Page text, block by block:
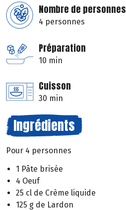
Nombre de personnes
4 personnes
Préparation
10 min
Cuisson
30 min
Ingrédients
Pour 4 personnes
1 Pâte brisée
4 Oeuf
25 cl de Crème liquide
125 g de Lardon